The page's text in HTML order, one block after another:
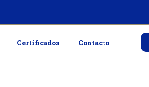
Certificados Contacto